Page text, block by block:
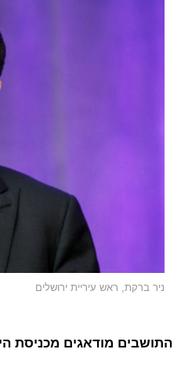
ניר ברקת, ראש עיריית ירושלים
התושבים מודאגים מכניסת